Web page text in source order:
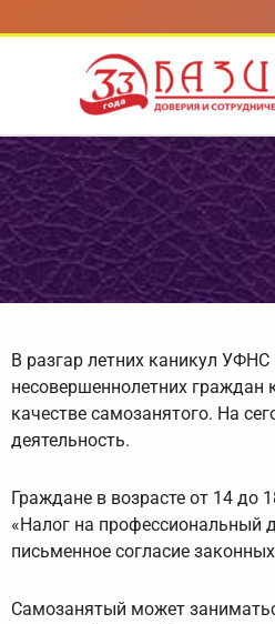
к
содержимому
В разгар летних каникул
несовершеннолетних граждан
качестве самозанятого. На
деятельность.
Граждане в возрасте от 14 до
«Налог на профессиональный
письменное согласие
Самозанятый может